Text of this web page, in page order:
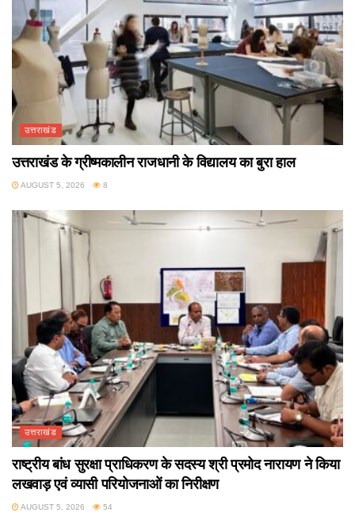
उत्तराखंड
उत्तराखंड के ग्रीष्मकालीन राजधानी के विद्यालय का बुरा हाल
AUGUST 5, 2026 8
उत्तराखंड
राष्ट्रीय बांध सुरक्षा प्राधिकरण के सदस्य श्री प्रमोद नारायण ने किया
लखवाड़ एवं व्यासी परियोजनाओं का निरीक्षण
AUGUST 5, 2026 54